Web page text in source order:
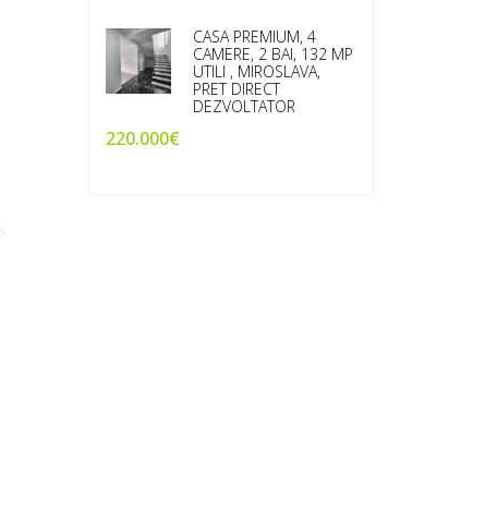
CASA PREMIUM, 4
CAMERE, 2 BAI, 132 MP
UTILI , MIROSLAVA,
PRET DIRECT
DEZVOLTATOR
220.000€